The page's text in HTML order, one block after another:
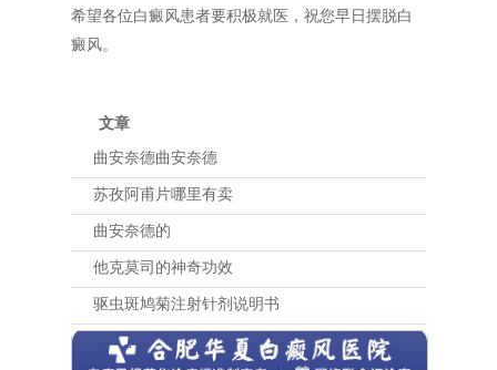
希望各位白癜风患者要积极就医，祝您早日摆脱白
癜风。
文章
曲安奈德曲安奈德
苏孜阿甫片哪里有卖
曲安奈德的
他克莫司的神奇功效
驱虫斑鸠菊注射针剂说明书